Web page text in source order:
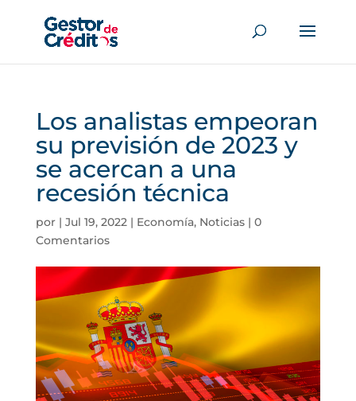
Los analistas empeoran
su previsión de 2023 y
se acercan a una
recesión técnica
por | Jul 19, 2022| Economía, Noticias| 0
Comentarios